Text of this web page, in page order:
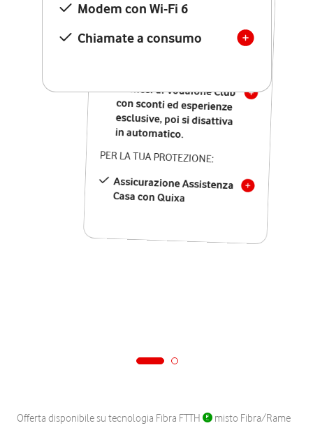
Modem con Wi-Fi 6
Chiamate a consumo
Chiamate illimitate verso
numeri fissi e mobili
nazionali
12 mesi di Vodafone Club
con sconti ed esperienze
esclusive, poi si disattiva
in automatico.
PER LA TUA PROTEZIONE:
Assicurazione Assistenza
Casa con Quixa
Offerta disponibile su tecnologia Fibra FTTH
misto Fibra/Rame